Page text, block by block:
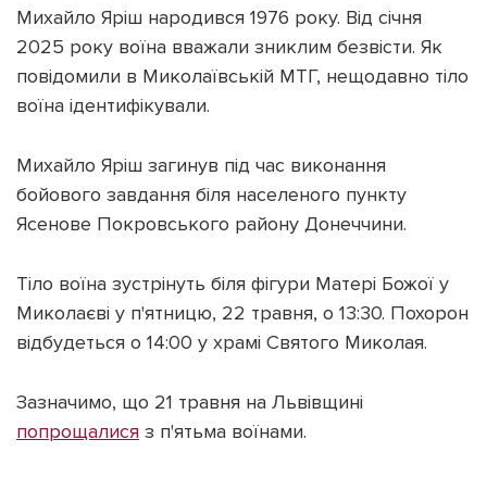
Наші соц мережі
Михайло Яріш народився 1976 року. Від січня
2025 року воїна вважали зниклим безвісти. Як
повідомили в Миколаївській МТГ, нещодавно тіло
воїна ідентифікували.
Михайло Яріш загинув під час виконання
бойового завдання біля населеного пункту
Ясенове Покровського району Донеччини.
Тіло воїна зустрінуть біля фігури Матері Божої у
Миколаєві у п'ятницю, 22 травня, о 13:30. Похорон
відбудеться о 14:00 у храмі Святого Миколая.
Зазначимо, що 21 травня на Львівщині
попрощалися з п'ятьма воїнами.